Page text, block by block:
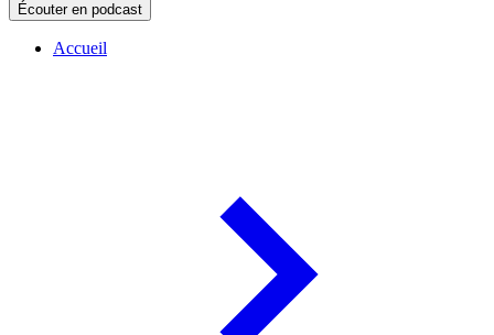
Écouter en podcast
Accueil